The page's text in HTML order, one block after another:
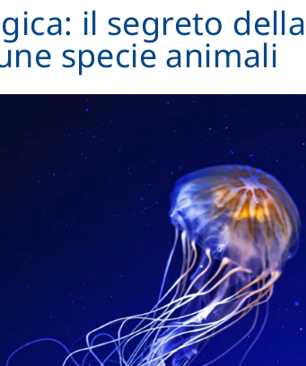
il segreto
specie animali